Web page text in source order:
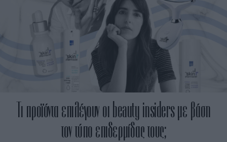
Τι προϊόντα επιλέγουν οι beauty insiders με βάση
τον τύπο επιδερμίδας τους;